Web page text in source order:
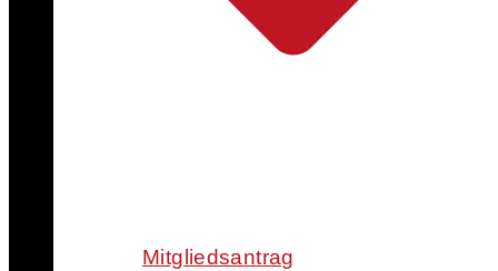
Mitgliedsantrag